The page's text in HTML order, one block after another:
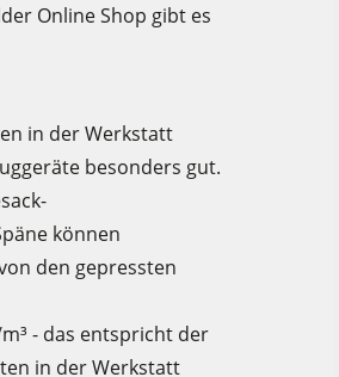
Online Shop gibt es
in der Werkstatt
besonders gut.
können
den gepressten
- das entspricht der
in der Werkstatt